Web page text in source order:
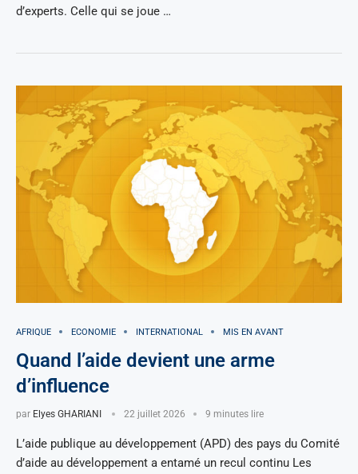
d’experts. Celle qui se joue …
AFRIQUE ECONOMIE INTERNATIONAL MIS EN AVANT
Quand l’aide devient une arme
d’influence
par Elyes GHARIANI 22 juillet 2026 9 minutes lire
L’aide publique au développement (APD) des pays du Comité
d’aide au développement a entamé un recul continu Les